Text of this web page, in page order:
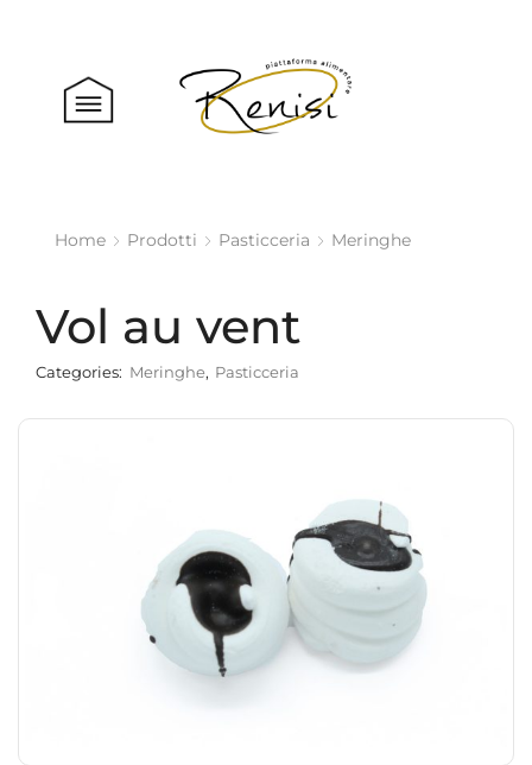
Home Prodotti Pasticceria Meringhe
Vol au vent
Categories: Meringhe, Pasticceria